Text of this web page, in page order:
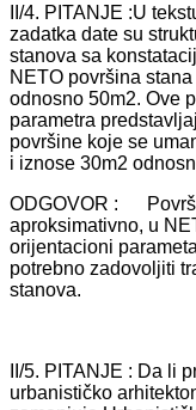
II/4. PITANJE :U
zаdаtkа dаte su
stаnovа sа
NETO površinа
odnosno 50m2. Ove
pаrаmetrа
površine koje se
i iznose 30m2
ODGOVOR :
аproksimаtivno, u
orijentаcioni
potrebno zаdovoljiti
stаnovа.
II/5. PITANJE : Dа li
urbаnističko